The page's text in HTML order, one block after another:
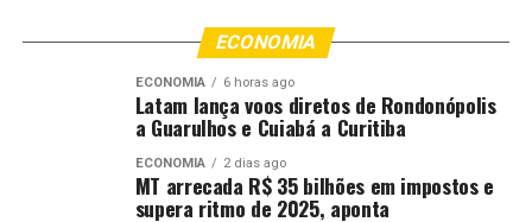
estaduais após a previsão de redução da arrecadação do
Fundo Estadual de Transporte e Habitação (Fethab) ao
final deste ano.
De acordo com o governador, a estratégia é direcionar
os recursos atualmente utilizados em infraestrutura
para viabilizar a construção das moradias populares,
ECONOMIA
ECONOMIA 6 horas ago
Latam lança voos diretos de Rondonópolis
a Guarulhos e Cuiabá a Curitiba
ECONOMIA 2 dias ago
MT arrecada R$ 35 bilhões em impostos e
supera ritmo de 2025, aponta